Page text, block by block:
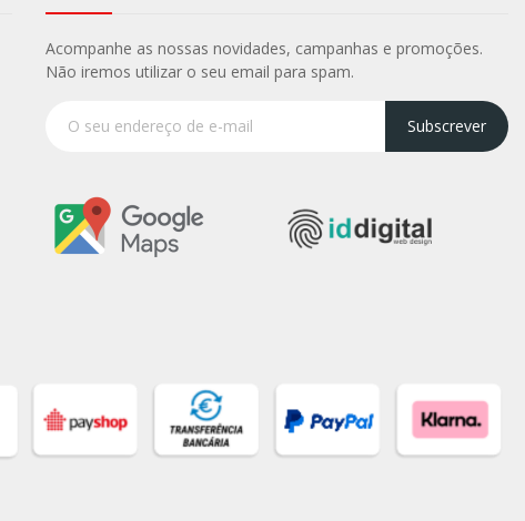
Acompanhe as nossas novidades, campanhas e promoções.
Não iremos utilizar o seu email para spam.
Subscrever